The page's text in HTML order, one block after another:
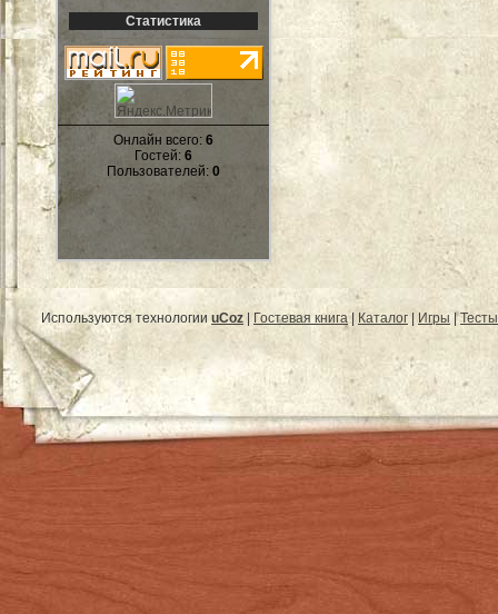
Статистика
Онлайн всего: 6
Гостей: 6
Пользователей: 0
Используются технологии uCoz | Гостевая книга| Каталог | Игры |Тесты